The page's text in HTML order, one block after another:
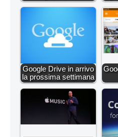
Google Drive in arrivo
la prossima settimana